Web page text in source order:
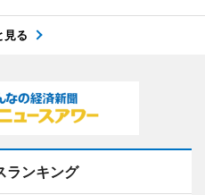
見る
ランキング